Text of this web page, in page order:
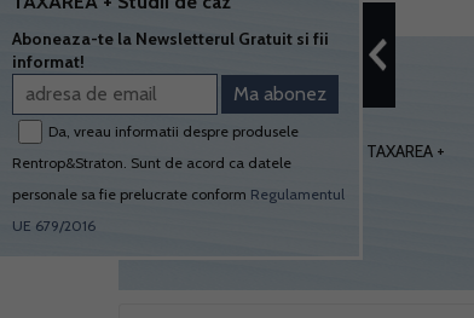
Aboneaza-te la Newsletterul Gratuit si fii
informat!
Da, vreau informatii despre produsele
Rentrop&Straton. Sunt de acord ca datele
personale sa fie prelucrate conform Regulamentul
UE 679/2016